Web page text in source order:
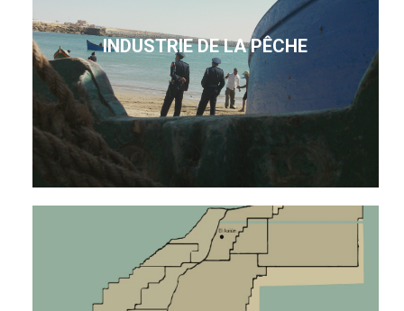
INDUSTRIE DE LA PÊCHE